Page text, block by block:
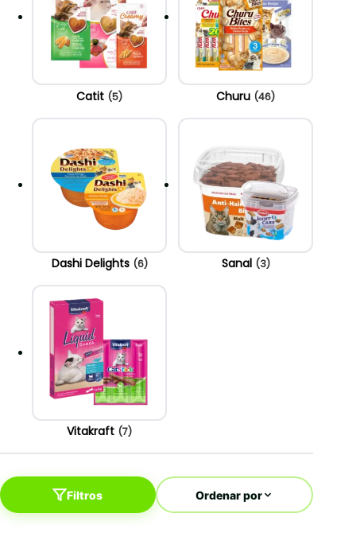
Catit (5) Churu (46)
Dashi Delights (6) Sanal (3)
Vitakraft (7)
Filtros Ordenar por